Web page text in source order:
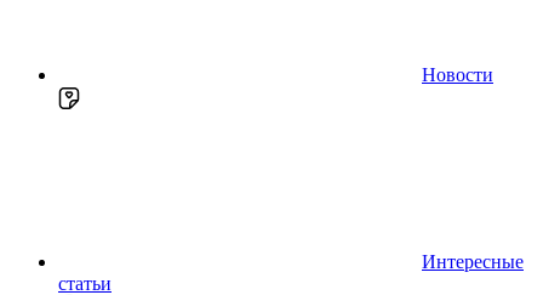
Новости
Интересные
статьи